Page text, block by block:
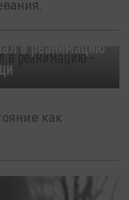
в реанимацию
как